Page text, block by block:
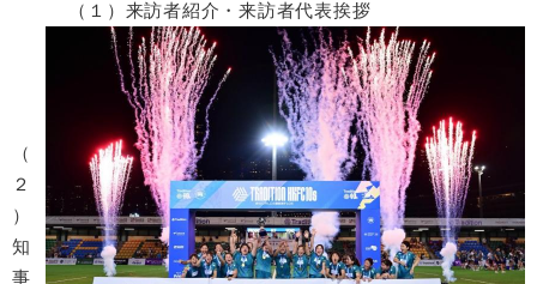
（１）来訪者紹介・来訪者代表挨拶
（
２
）
知
事